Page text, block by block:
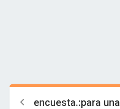
encuesta.:para una